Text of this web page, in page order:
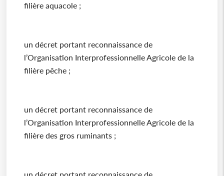
filière aquacole ;
un décret portant reconnaissance de
l’Organisation Interprofessionnelle Agricole de la
filière pêche ;
un décret portant reconnaissance de
l’Organisation Interprofessionnelle Agricole de la
filière des gros ruminants ;